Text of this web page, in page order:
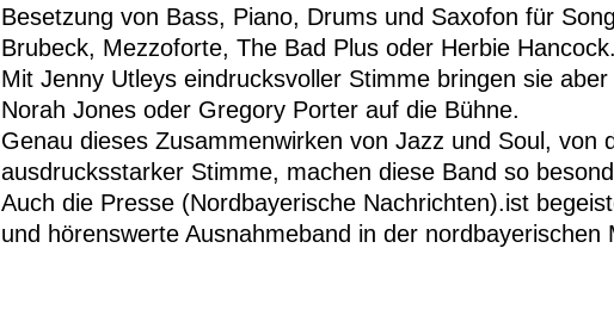
Besetzung von Bass, Piano, Drums und Saxofon für
Brubeck, Mezzoforte, The Bad Plus oder Herbie Hancock.
Mit Jenny Utleys eindrucksvoller Stimme bringen sie
Norah Jones oder Gregory Porter auf die Bühne.
Genau dieses Zusammenwirken von Jazz und Soul, von
ausdrucksstarker Stimme, machen diese Band so
Auch die Presse (Nordbayerische Nachrichten).ist
und hörenswerte Ausnahmeband in der nordbayerischen